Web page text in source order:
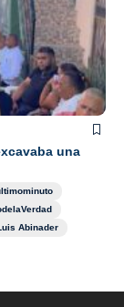
una
Abinader